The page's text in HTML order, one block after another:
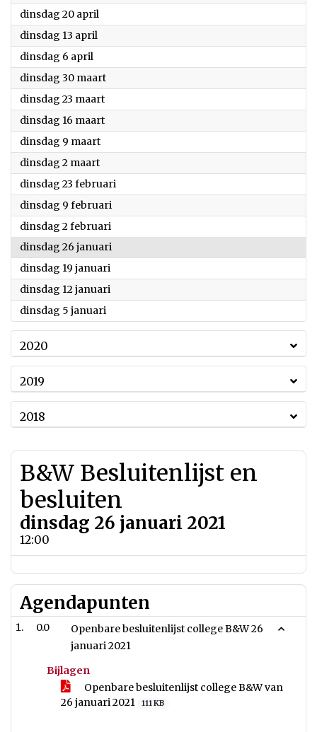
dinsdag 20 april
dinsdag 13 april
dinsdag 6 april
dinsdag 30 maart2021
dinsdag 23 maart2021
dinsdag 16 maart2021
dinsdag 9 maart2021
dinsdag 2 maart2021
dinsdag 23 februari
dinsdag 9 februari
dinsdag 2 februari
dinsdag 26 januari
dinsdag 19 januari
dinsdag 12 januari
dinsdag 5 januari
2020
2019
2018
B&W Besluitenlijst en
besluiten
dinsdag 26 januari 2021
12:00
Agendapunten
0.0
Openbare besluitenlijst college B&W 26
januari 2021
Bijlagen
Openbare besluitenlijst college B&W van
26 januari 2021
111 KB